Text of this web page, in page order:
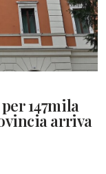
147mila
arriva